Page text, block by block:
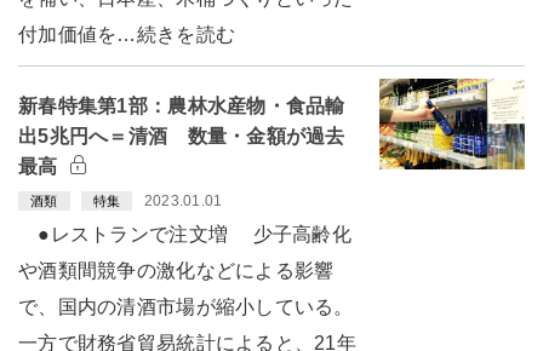
付加価値を…続きを読む
新春特集第1部：農林水産物・食品輸
出5兆円へ＝清酒 数量・金額が過去
最高
酒類 特集 2023.01.01
●レストランで注文増 少子高齢化
や酒類間競争の激化などによる影響
で、国内の清酒市場が縮小している。
一方で財務省貿易統計によると、21年